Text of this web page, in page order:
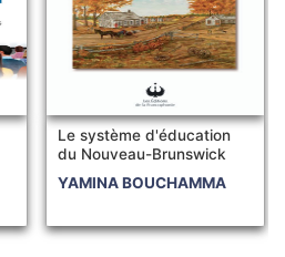
Le système d'éducation
du Nouveau-Brunswick
YAMINA BOUCHAMMA